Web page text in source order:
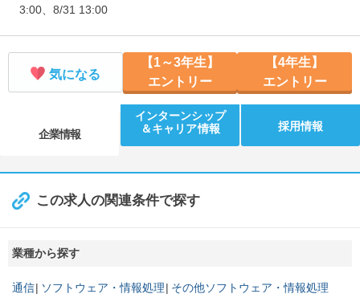
3:00、8/31 13:00
気になる
【1～3年生】
エントリー
【4年生】
エントリー
企業情報
インターンシップ
＆キャリア情報
採用情報
この求人の関連条件で探す
業種から探す
通信 ソフトウェア・情報処理 その他ソフトウェア・情報処理